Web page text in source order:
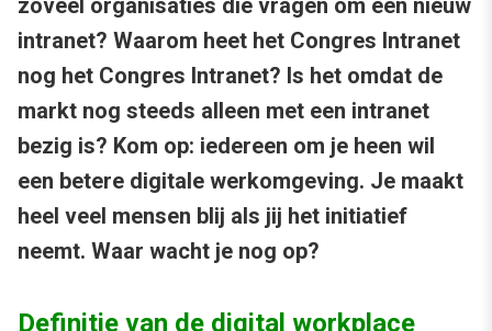
zoveel organisaties die vragen om een nieuw
intranet? Waarom heet het Congres Intranet
nog het Congres Intranet? Is het omdat de
markt nog steeds alleen met een intranet
bezig is? Kom op: iedereen om je heen wil
een betere digitale werkomgeving. Je maakt
heel veel mensen blij als jij het initiatief
neemt. Waar wacht je nog op?
Definitie van de digital workplace